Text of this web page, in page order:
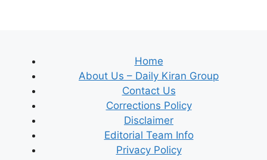
Home
About Us – Daily Kiran Group
Contact Us
Corrections Policy
Disclaimer
Editorial Team Info
Privacy Policy